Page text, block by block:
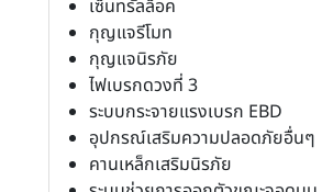
เซ็นทรัลล็อค
กุญแจรีโมท
กุญแจนิรภัย
ไฟเบรกดวงที่ 3
ระบบกระจายแรงเบรก EBD
อุปกรณ์เสริมความปลอดภัยอื่นๆ
คานเหล็กเสริมนิรภัย